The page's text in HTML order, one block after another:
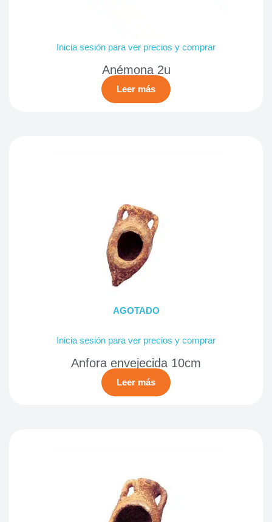
Inicia sesión para ver precios y comprar
Anémona 2u
Leer más
AGOTADO
Inicia sesión para ver precios y comprar
Anfora envejecida 10cm
Leer más